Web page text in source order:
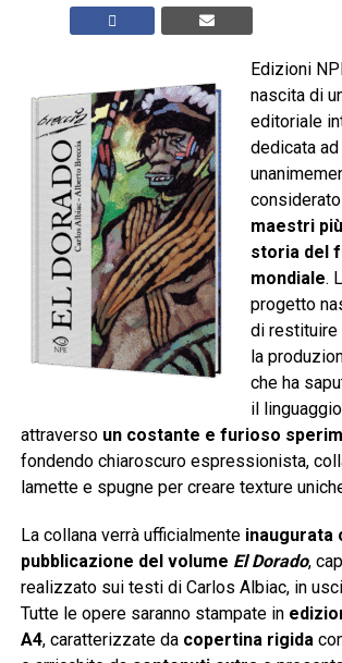
Edizioni
nascita di
editoriale
dedicata
considerato
maestri
storia del
mondiale.
progetto
di restituire
la
che ha
il
attraversoun costante e furioso
fondendo chiaroscuro espressionista,
lamette e spugne per creare texture
La collana verrà ufficialmente inaugurata
pubblicazione del volume El Dorado,
realizzato sui testi di Carlos Albiac, in
Tutte le opere saranno stampate in
A4, caratterizzate da copertina rigida